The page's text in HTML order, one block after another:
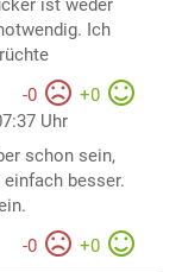
ist weder
Ich
-0 +0
Uhr
schon sein,
besser.
-0 +0